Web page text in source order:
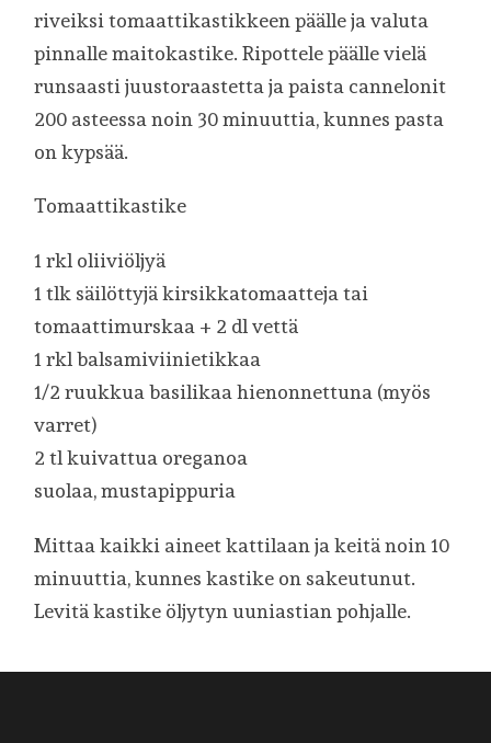
riveiksi tomaattikastikkeen päälle ja valuta
pinnalle maitokastike. Ripottele päälle vielä
runsaasti juustoraastetta ja paista cannelonit
200 asteessa noin 30 minuuttia, kunnes pasta
on kypsää.
Tomaattikastike
1 rkl oliiviöljyä
1 tlk säilöttyjä kirsikkatomaatteja tai
tomaattimurskaa + 2 dl vettä
1 rkl balsamiviinietikkaa
1/2 ruukkua basilikaa hienonnettuna (myös
varret)
2 tl kuivattua oreganoa
suolaa, mustapippuria
Mittaa kaikki aineet kattilaan ja keitä noin 10
minuuttia, kunnes kastike on sakeutunut.
Levitä kastike öljytyn uuniastian pohjalle.